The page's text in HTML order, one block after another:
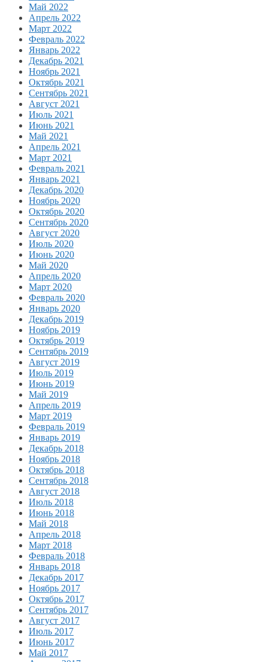
Май 2022
Апрель 2022
Март 2022
Февраль 2022
Январь 2022
Декабрь 2021
Ноябрь 2021
Октябрь 2021
Сентябрь 2021
Август 2021
Июль 2021
Июнь 2021
Май 2021
Апрель 2021
Март 2021
Февраль 2021
Январь 2021
Декабрь 2020
Ноябрь 2020
Октябрь 2020
Сентябрь 2020
Август 2020
Июль 2020
Июнь 2020
Май 2020
Апрель 2020
Март 2020
Февраль 2020
Январь 2020
Декабрь 2019
Ноябрь 2019
Октябрь 2019
Сентябрь 2019
Август 2019
Июль 2019
Июнь 2019
Май 2019
Апрель 2019
Март 2019
Февраль 2019
Январь 2019
Декабрь 2018
Ноябрь 2018
Октябрь 2018
Сентябрь 2018
Август 2018
Июль 2018
Июнь 2018
Май 2018
Апрель 2018
Март 2018
Февраль 2018
Январь 2018
Декабрь 2017
Ноябрь 2017
Октябрь 2017
Сентябрь 2017
Август 2017
Июль 2017
Июнь 2017
Май 2017